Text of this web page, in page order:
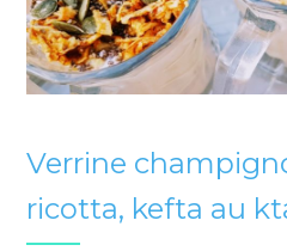
Verrine
ricotta, kefta au